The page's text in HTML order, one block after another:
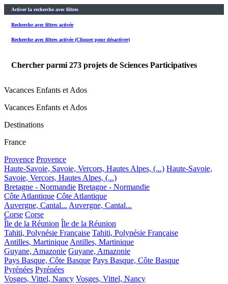
Activer la recherche avec filtres
Recherche avec filtres activée
Recherche avec filtres activée (Cliquer pour désactiver)
Chercher parmi 273 projets de Sciences Participatives
Vacances Enfants et Ados
Vacances Enfants et Ados
Destinations
France
Provence Provence
Haute-Savoie, Savoie, Vercors, Hautes Alpes, (...) Haute-Savoie,
Savoie, Vercors, Hautes Alpes, (...)
Bretagne - Normandie Bretagne - Normandie
Côte Atlantique Côte Atlantique
Auvergne, Cantal... Auvergne, Cantal...
Corse Corse
Île de la Réunion Île de la Réunion
Tahiti, Polynésie Française Tahiti, Polynésie Française
Antilles, MartiniqueAntilles, Martinique
Guyane, Amazonie Guyane, Amazonie
Pays Basque, Côte Basque Pays Basque, Côte Basque
Pyrénées Pyrénées
Vosges, Vittel, Nancy Vosges, Vittel, Nancy